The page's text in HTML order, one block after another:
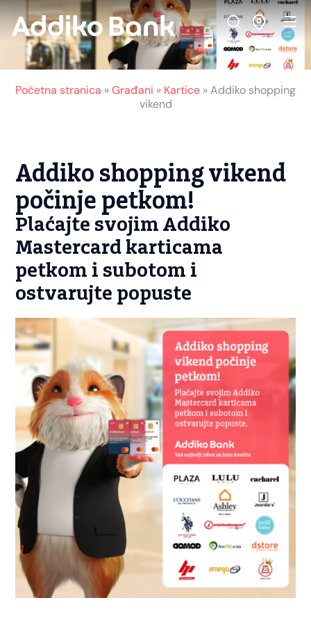
Početna stranica »Građani » Kartice »Addiko shopping
vikend
Addiko shopping vikend
počinje petkom!
Plaćajte svojim Addiko
Mastercard karticama
petkom i subotom i
ostvarujte popuste